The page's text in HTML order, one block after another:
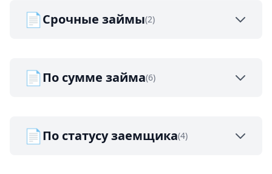
📄Срочные займы(2)
📄По сумме займа(6)
📄По статусу заемщика(4)